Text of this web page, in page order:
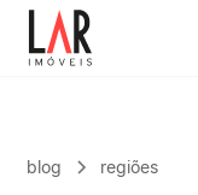
blog regiões